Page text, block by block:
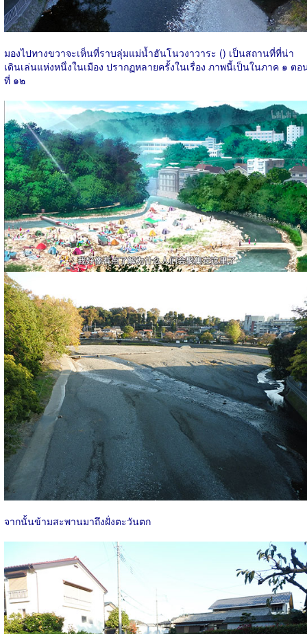
มองไปทางขวาจะเห็นที่ราบลุ่มแม่น้ำฮันโนวงาวาระ () เป็นสถานที่ที่น่า
เดินเล่นแห่งหนึ่งในเมือง ปรากฏหลายครั้งในเรื่อง ภาพนี้เป็นในภาค ๑ ตอ
ที่ ๑๒
จากนั้นข้ามสะพานมาถึงฝั่งตะวันตก